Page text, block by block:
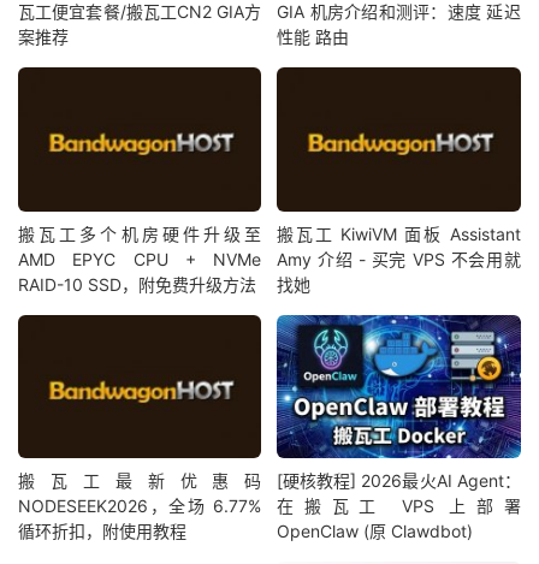
瓦工便宜套餐/搬瓦工CN2 GIA方
案推荐
GIA 机房介绍和测评：速度 延迟
性能 路由
搬瓦工多个机房硬件升级至
AMD EPYC CPU + NVMe
RAID-10 SSD，附免费升级方法
搬瓦工 KiwiVM 面板 Assistant
Amy 介绍 - 买完 VPS 不会用就
找她
搬瓦工最新优惠码
NODESEEK2026，全场 6.77%
循环折扣，附使用教程
[硬核教程] 2026最火AI Agent：
在搬瓦工 VPS 上部署
OpenClaw (原 Clawdbot)